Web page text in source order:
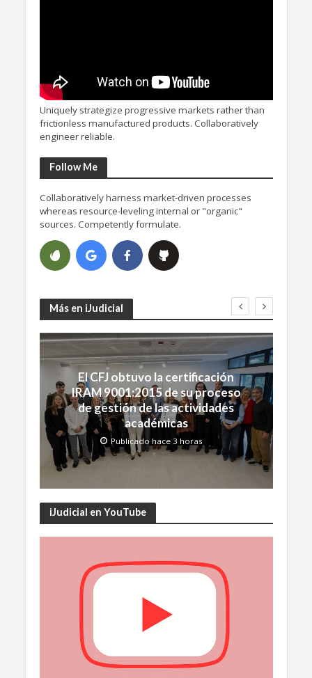
Uniquely strategize progressive markets rather than
frictionless manufactured products. Collaboratively
engineer reliable.
Follow Me
Collaboratively harness market-driven processes
whereas resource-leveling internal or "organic"
sources. Competently formulate.
Más en iJudicial
El CFJ obtuvo la certificación
IRAM 9001:2015 de su proceso
de gestión de las actividades
académicas
Publicado hace 3 horas
iJudicial en YouTube